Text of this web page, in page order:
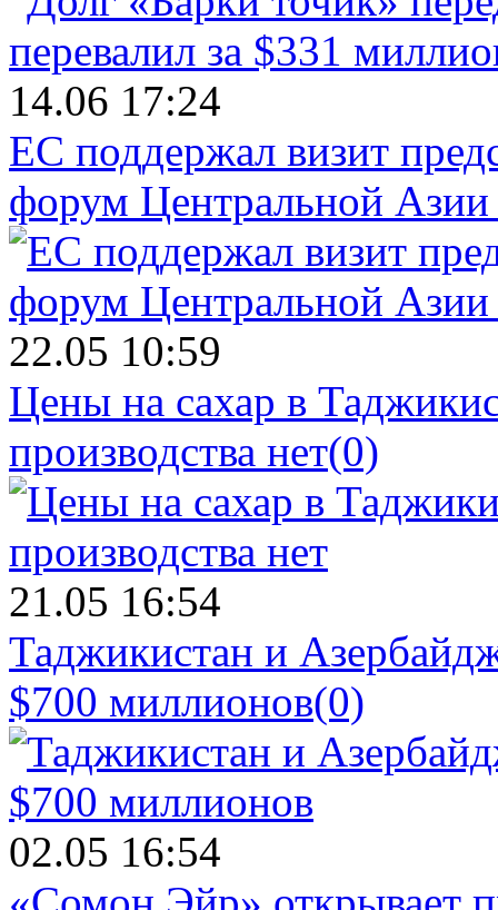
14.06 17:24
ЕС поддержал визит
форум Центральной Азии
22.05 10:59
Цены на сахар в
производства нет(0)
21.05 16:54
Таджикистан и
$700 миллионов(0)
02.05 16:54